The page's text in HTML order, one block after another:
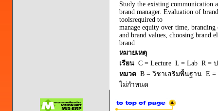
Study the existing communication
brand manager. Evaluation of
toolsrequired to
manage equity over time, branding
and brand values, choosing brand
brand
หมายเหตุ
เรียน C = Lecture L = Lab R =
หมวด B = วิชาเสริมพื้นฐาน E
ไม่กำหนด